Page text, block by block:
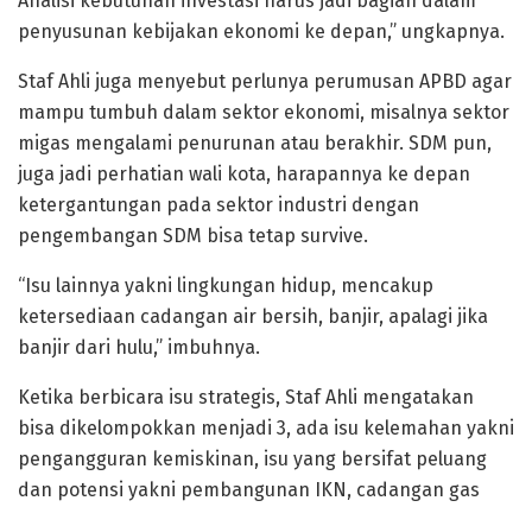
penyusunan kebijakan ekonomi ke depan,” ungkapnya.
Staf Ahli juga menyebut perlunya perumusan APBD agar
mampu tumbuh dalam sektor ekonomi, misalnya sektor
migas mengalami penurunan atau berakhir. SDM pun,
juga jadi perhatian wali kota, harapannya ke depan
ketergantungan pada sektor industri dengan
pengembangan SDM bisa tetap survive.
“Isu lainnya yakni lingkungan hidup, mencakup
ketersediaan cadangan air bersih, banjir, apalagi jika
banjir dari hulu,” imbuhnya.
Ketika berbicara isu strategis, Staf Ahli mengatakan
bisa dikelompokkan menjadi 3, ada isu kelemahan yakni
pengangguran kemiskinan, isu yang bersifat peluang
dan potensi yakni pembangunan IKN, cadangan gas